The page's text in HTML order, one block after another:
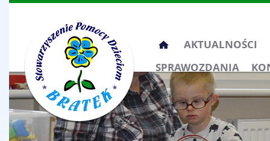
Przeskocz
do
treści
AKTUALNOŚCI
SPRAWOZDANIA